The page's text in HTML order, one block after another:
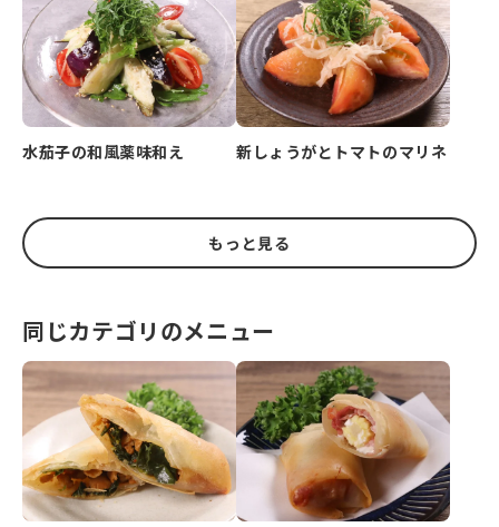
水茄子の和風薬味和え 新しょうがとトマトのマリネ
もっと見る
同じカテゴリのメニュー